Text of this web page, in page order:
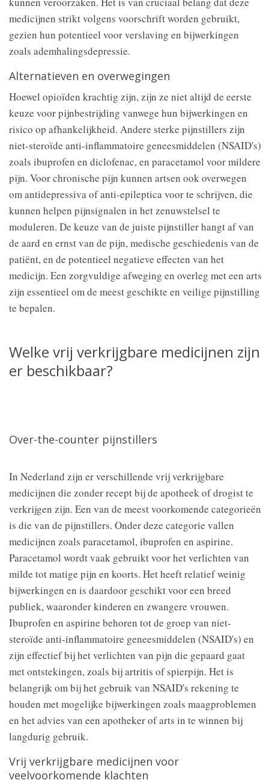
medicijnen strikt volgens voorschrift worden gebruikt,
gezien hun potentieel voor verslaving en bijwerkingen
zoals ademhalingsdepressie.
Alternatieven en overwegingen
Hoewel opioïden krachtig zijn, zijn ze niet altijd de eerste
keuze voor pijnbestrijding vanwege hun bijwerkingen en
risico op afhankelijkheid. Andere sterke pijnstillers zijn
niet-steroïde anti-inflammatoire geneesmiddelen (NSAID's)
zoals ibuprofen en diclofenac, en paracetamol voor mildere
pijn. Voor chronische pijn kunnen artsen ook overwegen
om antidepressiva of anti-epileptica voor te schrijven, die
kunnen helpen pijnsignalen in het zenuwstelsel te
moduleren. De keuze van de juiste pijnstiller hangt af van
de aard en ernst van de pijn, medische geschiedenis van de
patiënt, en de potentieel negatieve effecten van het
medicijn. Een zorgvuldige afweging en overleg met een arts
zijn essentieel om de meest geschikte en veilige pijnstilling
te bepalen.
Welke vrij verkrijgbare medicijnen zijn
er beschikbaar?
Over-the-counter pijnstillers
In Nederland zijn er verschillende vrij verkrijgbare
medicijnen die zonder recept bij de apotheek of drogist te
verkrijgen zijn. Een van de meest voorkomende categorieën
is die van de pijnstillers. Onder deze categorie vallen
medicijnen zoals paracetamol, ibuprofen en aspirine.
Paracetamol wordt vaak gebruikt voor het verlichten van
milde tot matige pijn en koorts. Het heeft relatief weinig
bijwerkingen en is daardoor geschikt voor een breed
publiek, waaronder kinderen en zwangere vrouwen.
Ibuprofen en aspirine behoren tot de groep van niet-
steroïde anti-inflammatoire geneesmiddelen (NSAID's) en
zijn effectief bij het verlichten van pijn die gepaard gaat
met ontstekingen, zoals bij artritis of spierpijn. Het is
belangrijk om bij het gebruik van NSAID's rekening te
houden met mogelijke bijwerkingen zoals maagproblemen
en het advies van een apotheker of arts in te winnen bij
langdurig gebruik.
Vrij verkrijgbare medicijnen voor
veelvoorkomende klachten